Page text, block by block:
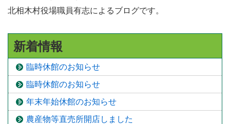
北相木村役場職員有志によるブログです。
新着情報
臨時休館のお知らせ
臨時休館のお知らせ
年末年始休館のお知らせ
農産物等直売所開店しました